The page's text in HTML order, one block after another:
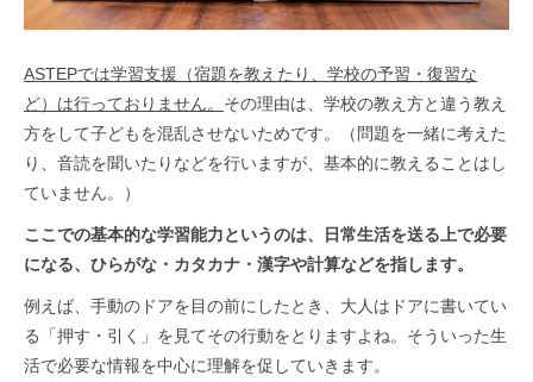
ASTEPでは学習支援（宿題を教えたり、学校の予習・復習な
ど）は行っておりません。 その理由は、学校の教え方と違う教え
方をして子どもを混乱させないためです。（問題を一緒に考えた
り、音読を聞いたりなどを行いますが、基本的に教えることはし
ていません。）
ここでの基本的な学習能力というのは、日常生活を送る上で必要
になる、ひらがな・カタカナ・漢字や計算などを指します。
例えば、手動のドアを目の前にしたとき、大人はドアに書いてい
る「押す・引く」を見てその行動をとりますよね。そういった生
活で必要な情報を中心に理解を促していきます。